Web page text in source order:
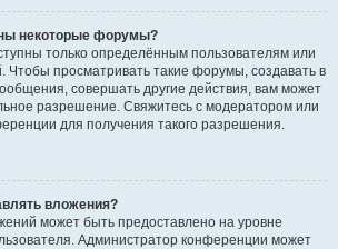
некоторые форумы?
только определённым пользователям или
Чтобы просматривать такие форумы, создавать в
совершать другие действия, вам может
разрешение. Свяжитесь с модератором или
для получения такого разрешения.
вложения?
может быть предоставлено на уровне
Администратор конференции может